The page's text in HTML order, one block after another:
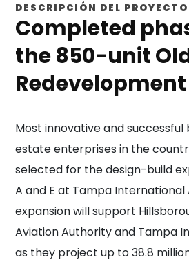
DESCRIPCIÓN DEL PROYECTO
Completed
the 850-unit
Most innovative and successful
estate enterprises in the
selected for the design-build
A and E at Tampa International
expansion will support
Aviation Authority and Tampa
as they project up to 38.8